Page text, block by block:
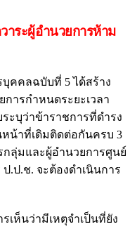
าระผู้อำนวยการห้าม
บุคคลฉบับที่ 5 ได้สร้าง
ารกำหนดระยะเวลา
ะบุว่าข้าราชการที่ดำรง
น้าที่เดิมติดต่อกันครบ 3
ลุ่มและผู้อำนวยการศูนย์
.ป.ช. จะต้องดำเนินการ
เห็นว่ามีเหตุจำเป็นที่ยัง